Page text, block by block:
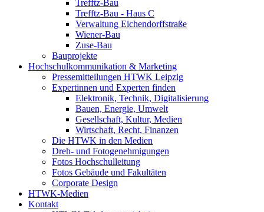
Trefftz-Bau
Trefftz-Bau - Haus C
Verwaltung Eichendorffstraße
Wiener-Bau
Zuse-Bau
Bauprojekte
Hochschulkommunikation & Marketing
Pressemitteilungen HTWK Leipzig
Expertinnen und Experten finden
Elektronik, Technik, Digitalisierung
Bauen, Energie, Umwelt
Gesellschaft, Kultur, Medien
Wirtschaft, Recht, Finanzen
Die HTWK in den Medien
Dreh- und Fotogenehmigungen
Fotos Hochschulleitung
Fotos Gebäude und Fakultäten
Corporate Design
HTWK-Medien
Kontakt